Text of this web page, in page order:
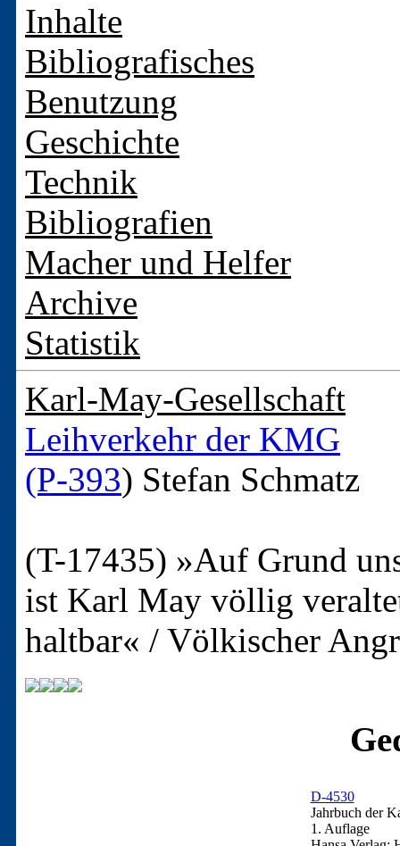
Inhalte
Bibliografisches
Benutzung
Geschichte
Technik
Bibliografien
Macher und Helfer
Archive
Statistik
Karl-May-Gesellschaft
Leihverkehr der KMG
(P-393) Stefan Schmatz
(T-17435) »Auf Grund
ist Karl May völlig
haltbar« / Völkischer
D-4530
Jahrbuch der
1. Auflage